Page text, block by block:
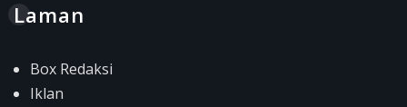
Laman
Box Redaksi
Iklan